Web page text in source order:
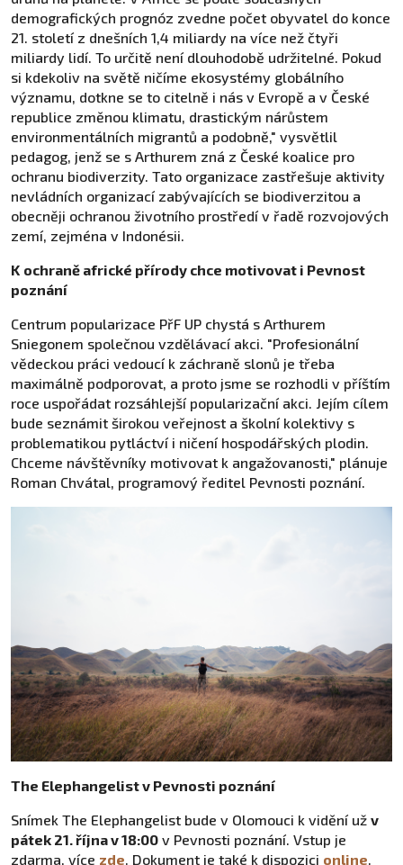
demografických prognóz zvedne počet obyvatel do konce
21. století z dnešních 1,4 miliardy na více než čtyři
miliardy lidí. To určitě není dlouhodobě udržitelné. Pokud
si kdekoliv na světě ničíme ekosystémy globálního
významu, dotkne se to citelně i nás v Evropě a v České
republice změnou klimatu, drastickým nárůstem
environmentálních migrantů a podobně," vysvětlil
pedagog, jenž se s Arthurem zná z České koalice pro
ochranu biodiverzity. Tato organizace zastřešuje aktivity
nevládních organizací zabývajících se biodiverzitou a
obecněji ochranou životního prostředí v řadě rozvojových
zemí, zejména v Indonésii.
K ochraně africké přírody chce motivovat i Pevnost
poznání
Centrum popularizace PřF UP chystá s Arthurem
Sniegonem společnou vzdělávací akci. "Profesionální
vědeckou práci vedoucí k záchraně slonů je třeba
maximálně podporovat, a proto jsme se rozhodli v příštím
roce uspořádat rozsáhlejší popularizační akci. Jejím cílem
bude seznámit širokou veřejnost a školní kolektivy s
problematikou pytláctví i ničení hospodářských plodin.
Chceme návštěvníky motivovat k angažovanosti," plánuje
Roman Chvátal, programový ředitel Pevnosti poznání.
The Elephangelist v Pevnosti poznání
Snímek The Elephangelist bude v Olomouci k vidění už v
pátek 21. října v 18:00 v Pevnosti poznání. Vstup je
zdarma, více zde. Dokument je také k dispozici online.